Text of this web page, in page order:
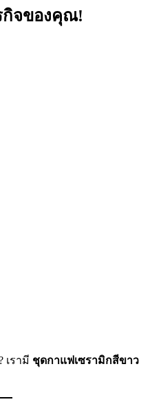
กิจของคุณ!
รามี ชุดกาแฟเซรามิกสีขาว